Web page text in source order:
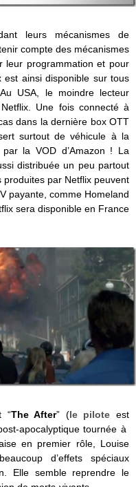
leurs mécanismes de
compte des mécanismes
leur programmation et pour
est ainsi disponible sur tous
USA, le moindre lecteur
Une fois connecté à
dans la dernière box OTT
surtout de véhicule à la
la VOD d’Amazon ! La
distribuée un peu partout
produites par Netflix peuvent
payante, comme Homeland
sera disponible en France
“The After” (le pilote est
apocalyptique tournée à
en premier rôle, Louise
d’effets spéciaux
Elle semble reprendre le